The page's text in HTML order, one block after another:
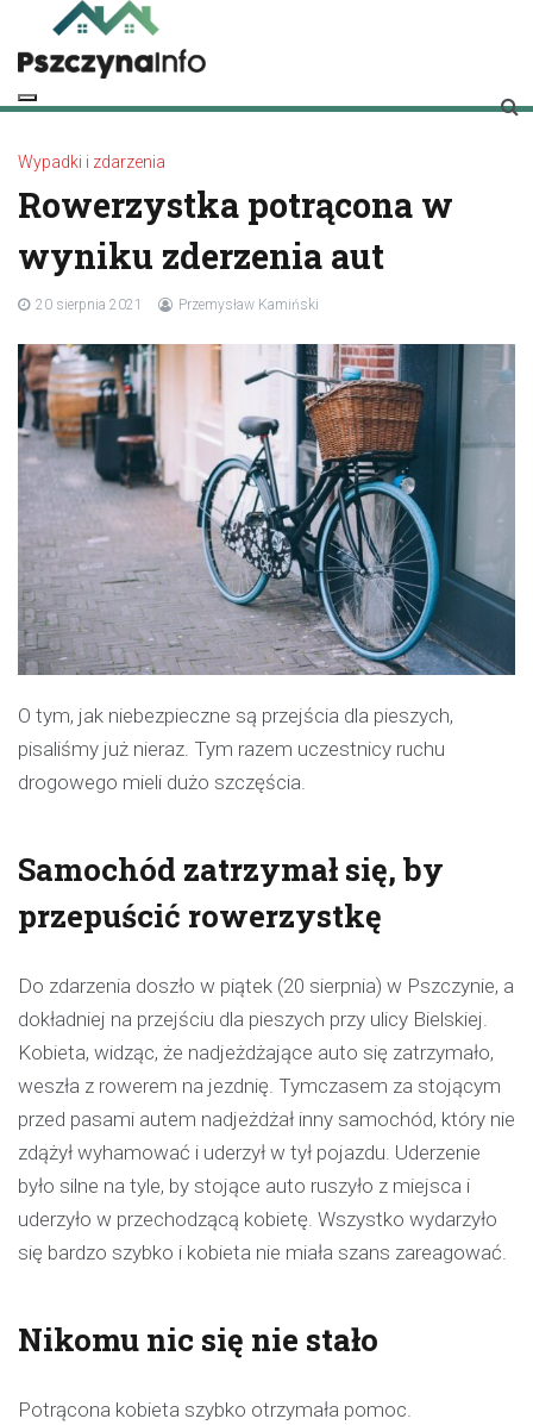
content
pszczynainfo.pl
Twoje źródło informacji o Pszczynie
Wypadki i zdarzenia
Rowerzystka potrącona w
wyniku zderzenia aut
20 sierpnia 2021 Przemysław Kamiński
O tym, jak niebezpieczne są przejścia dla pieszych,
pisaliśmy już nieraz. Tym razem uczestnicy ruchu
drogowego mieli dużo szczęścia.
Samochód zatrzymał się, by
przepuścić rowerzystkę
Do zdarzenia doszło w piątek (20 sierpnia) w Pszczynie, a
dokładniej na przejściu dla pieszych przy ulicy Bielskiej.
Kobieta, widząc, że nadjeżdżające auto się zatrzymało,
weszła z rowerem na jezdnię. Tymczasem za stojącym
przed pasami autem nadjeżdżał inny samochód, który nie
zdążył wyhamować i uderzył w tył pojazdu. Uderzenie
było silne na tyle, by stojące auto ruszyło z miejsca i
uderzyło w przechodzącą kobietę. Wszystko wydarzyło
się bardzo szybko i kobieta nie miała szans zareagować.
Nikomu nic się nie stało
Potrącona kobieta szybko otrzymała pomoc.